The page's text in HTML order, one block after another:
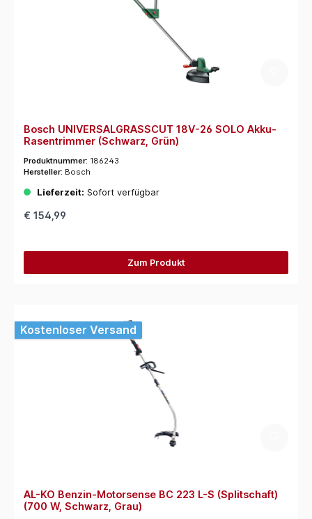
Bosch UNIVERSALGRASSCUT 18V-26 SOLO Akku-
Rasentrimmer (Schwarz, Grün)
Produktnummer: 186243
Hersteller: Bosch
Lieferzeit: Sofort verfügbar
€ 154,99
Zum Produkt
Kostenloser Versand
AL-KO Benzin-Motorsense BC 223 L-S (Splitschaft)
(700 W, Schwarz, Grau)